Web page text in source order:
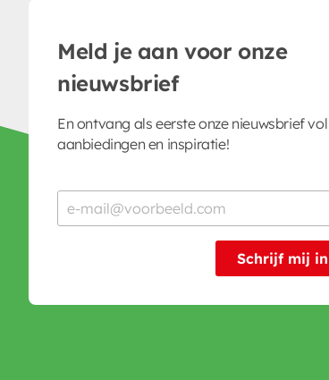
Meld je aan voor onze
nieuwsbrief
En ontvang als eerste onze nieuwsbrief vol
aanbiedingen en inspiratie!
Schrijf mij in